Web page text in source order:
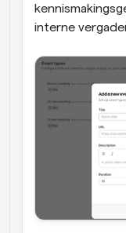
interne